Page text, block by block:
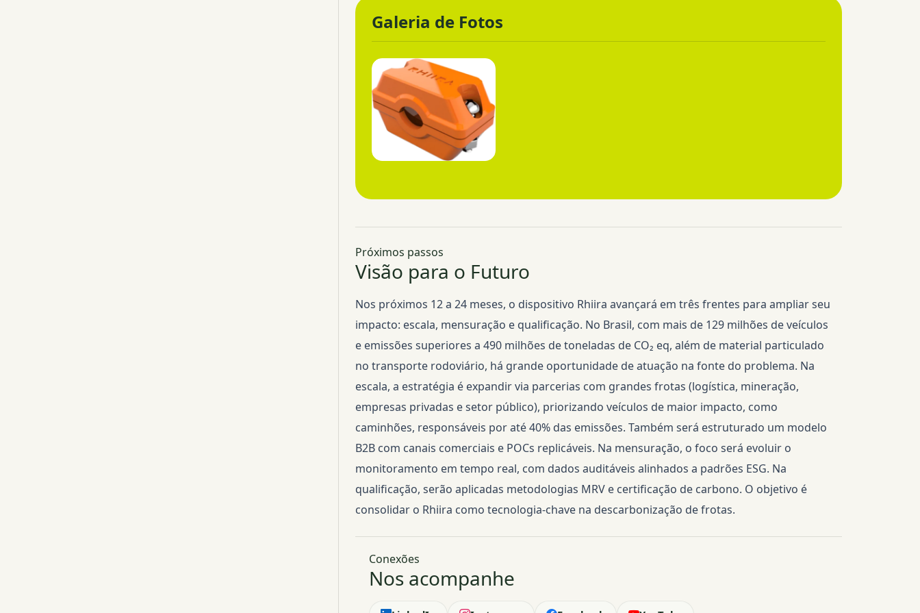
Galeria de Fotos
Próximos passos
Visão para o Futuro
Nos próximos 12 a 24 meses, o dispositivo Rhiira avançará em três frentes para ampliar seu
impacto: escala, mensuração e qualificação. No Brasil, com mais de 129 milhões de veículos
e emissões superiores a 490 milhões de toneladas de CO₂ eq, além de material particulado
no transporte rodoviário, há grande oportunidade de atuação na fonte do problema. Na
escala, a estratégia é expandir via parcerias com grandes frotas (logística, mineração,
empresas privadas e setor público), priorizando veículos de maior impacto, como
caminhões, responsáveis por até 40% das emissões. Também será estruturado um modelo
B2B com canais comerciais e POCs replicáveis. Na mensuração, o foco será evoluir o
monitoramento em tempo real, com dados auditáveis alinhados a padrões ESG. Na
qualificação, serão aplicadas metodologias MRV e certificação de carbono. O objetivo é
consolidar o Rhiira como tecnologia-chave na descarbonização de frotas.
Conexões
Nos acompanhe